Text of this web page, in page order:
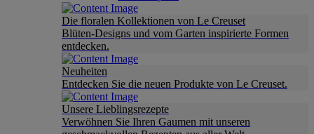
Die floralen Kollektionen von Le Creuset
Blüten-Designs und vom Garten inspirierte Formen
entdecken.
Neuheiten
Entdecken Sie die neuen Produkte von Le Creuset.
Unsere Lieblingsrezepte
Verwöhnen Sie Ihren Gaumen mit unseren